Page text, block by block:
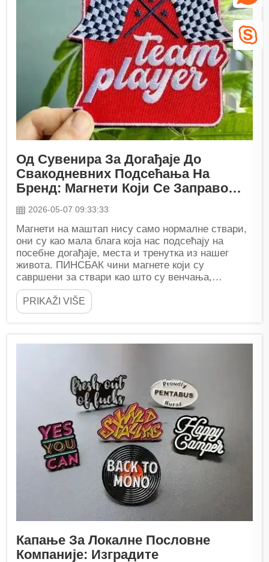
Од Сувенира За Догађаје До
Свакодневних Подсећања На
Бренд: Магнети Који Се Заправо
Држе
2026-05-07 09:33:33
Магнети на маштап нису само нормалне ствари,
они су као мала блага која нас подсећају на
посебне догађаје, места и тренутка из нашег
живота. ПИНСБАК чини магнете који су
савршени за ствари као што су венчања,
рођендани или фестивали. Када дате кастум...
PRIKAŽI VIŠE
Капање За Локалне Пословне
Компаније: Изградите